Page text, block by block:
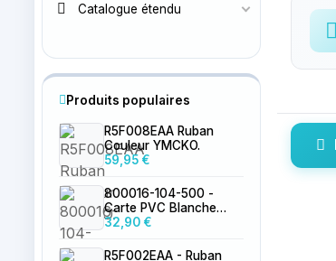
Catalogue étendu
Produits populaires
R5F008EAA Ruban
Couleur YMCKO.
59,95 €
800016-104-500 -
Carte PVC Blanche
0.76mm par 500
32,90 €
R5F002EAA - Ruban